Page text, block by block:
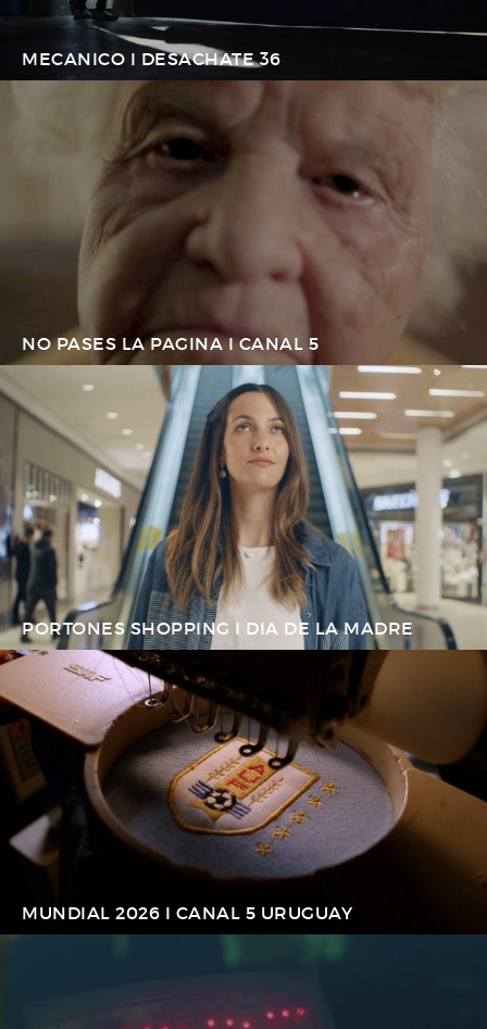
MECANICO I DESACHATE 36
NO PASES LA PAGINA I CANAL 5
PORTONES SHOPPING I DIA DE LA MADRE
MUNDIAL 2026 I CANAL 5 URUGUAY